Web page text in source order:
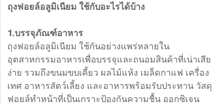
ถุงฟอยล์อลูมิเนียม ใช้กับอะไรได้บ้าง
1.บรรจุภัณฑ์อาหาร
ถุงฟอยล์อลูมิเนียม ใช้กันอย่างแพร่หลายใน
อุตสาหกรรมอาหารเพื่อบรรจุและถนอมสินค้าที่เน่าเสีย
ง่าย รวมถึงขนมขบเคี้ยว ผลไม้แห้ง เมล็ดกาแฟ เครื่อง
เทศ อาหารสัตว์เลี้ยง และอาหารพร้อมรับประทาน วัสดุ
ฟอยล์ทำหน้าที่เป็นเกราะป้องกันความชื้น ออกซิเจน